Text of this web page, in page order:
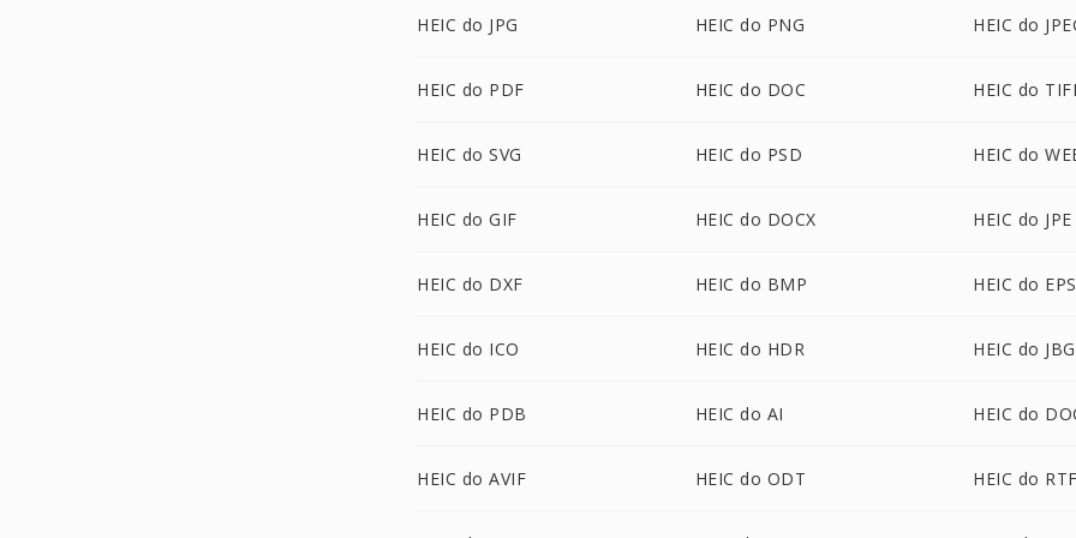
HEIC do JPG HEIC do PNG HEIC do
HEIC do PDF HEIC do DOC HEIC do
HEIC do SVG HEIC do PSD HEIC do
HEIC do GIF HEIC do DOCX HEIC do JPE
HEIC do DXF HEIC do BMP HEIC do EPS
HEIC do ICO HEIC do HDR HEIC do JBG
HEIC do PDB HEIC do AI HEIC do
HEIC do AVIF HEIC do ODT HEIC do RTF